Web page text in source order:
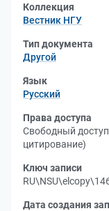
Коллекция
Вестник НГУ
Тип документа
Другой
Язык
Русский
Права доступа
Свободный доступ
цитирование)
Ключ записи
Дата создания